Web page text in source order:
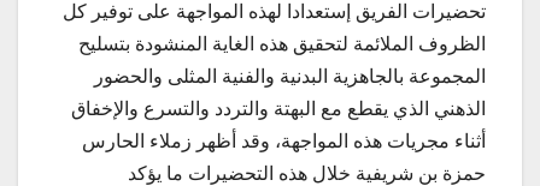
تحضيرات الفريق إستعدادا لهذه المواجهة على توفير كل
الظروف الملائمة لتحقيق هذه الغاية المنشودة بتسليح
المجموعة بالجاهزية البدنية والفنية المثلى والحضور
الذهني الذي يقطع مع البهتة والتردد والتسرع والإخفاق
أثناء مجريات هذه المواجهة، وقد أظهر زملاء الحارس
حمزة بن شريفية خلال هذه التحضيرات ما يؤكد